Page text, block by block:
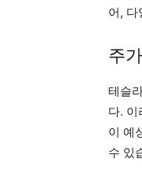
어, 다
주
테슬
다. 이
이 예
수 있